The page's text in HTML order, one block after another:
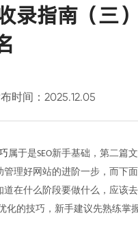
录指南（三
时间：2025.12.05
属于是SEO新手基础，第二篇
理好网站的进阶一步，而下
在什么阶段要做什么，应该
化的技巧， 新手建议先熟练掌